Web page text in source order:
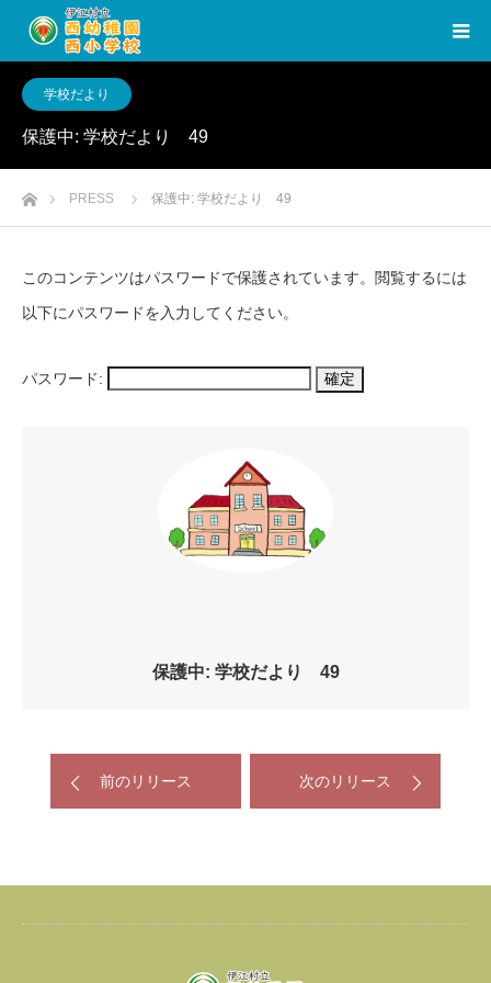
学校だより
保護中: 学校だより 49
ホームPRESS 保護中: 学校だより 49
このコンテンツはパスワードで保護されています。閲覧するには
以下にパスワードを入力してください。
パスワード:
保護中: 学校だより 49
前のリリース 次のリリース